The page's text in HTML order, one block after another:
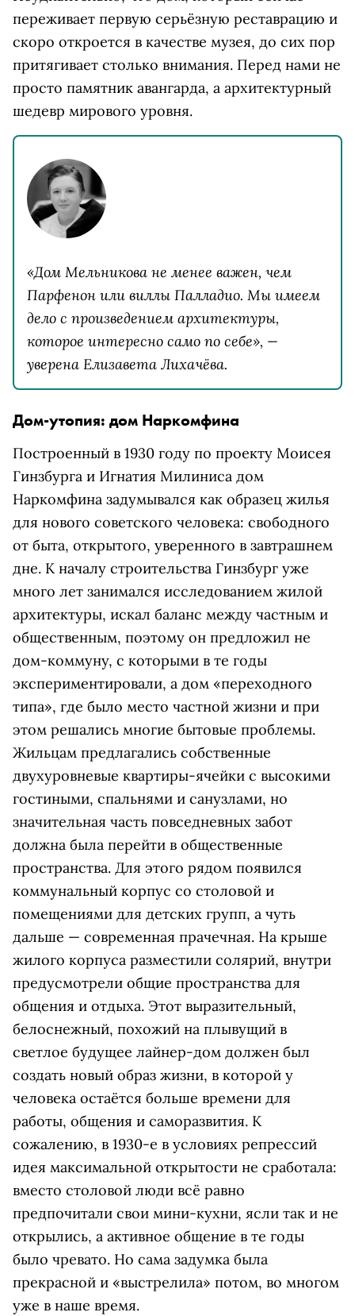
переживает первую серьёзную реставрацию и
скоро откроется в качестве музея, до сих пор
притягивает столько внимания. Перед нами не
просто памятник авангарда, а архитектурный
шедевр мирового уровня.
«Дом Мельникова не менее важен, чем
Парфенон или виллы Палладио. Мы имеем
дело с произведением архитектуры,
которое интересно само по себе», —
уверена Елизавета Лихачёва.
Дом-утопия: дом Наркомфина
Построенный в 1930 году по проекту Моисея
Гинзбурга и Игнатия Милиниса дом
Наркомфина задумывался как образец жилья
для нового советского человека: свободного
от быта, открытого, уверенного в завтрашнем
дне. К началу строительства Гинзбург уже
много лет занимался исследованием жилой
архитектуры, искал баланс между частным и
общественным, поэтому он предложил не
дом-коммуну, с которыми в те годы
экспериментировали, а дом «переходного
типа», где было место частной жизни и при
этом решались многие бытовые проблемы.
Жильцам предлагались собственные
двухуровневые квартиры-ячейки с высокими
гостиными, спальнями и санузлами, но
значительная часть повседневных забот
должна была перейти в общественные
пространства. Для этого рядом появился
коммунальный корпус со столовой и
помещениями для детских групп, а чуть
дальше — современная прачечная. На крыше
жилого корпуса разместили солярий, внутри
предусмотрели общие пространства для
общения и отдыха. Этот выразительный,
белоснежный, похожий на плывущий в
светлое будущее лайнер-дом должен был
создать новый образ жизни, в которой у
человека остаётся больше времени для
работы, общения и саморазвития. К
сожалению, в 1930-е в условиях репрессий
идея максимальной открытости не сработала:
вместо столовой люди всё равно
предпочитали свои мини-кухни, ясли так и не
открылись, а активное общение в те годы
было чревато. Но сама задумка была
прекрасной и «выстрелила» потом, во многом
уже в наше время.